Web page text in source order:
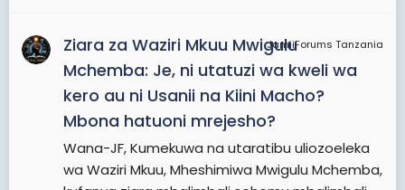
JamiiForums Tanzania
Ziara za Waziri Mkuu Mwigulu
Mchemba: Je, ni utatuzi wa kweli wa
kero au ni Usanii na Kiini Macho?
Mbona hatuoni mrejesho?
Wana-JF, Kumekuwa na utaratibu uliozoeleka
wa Waziri Mkuu, Mheshimiwa Mwigulu Mchemba,